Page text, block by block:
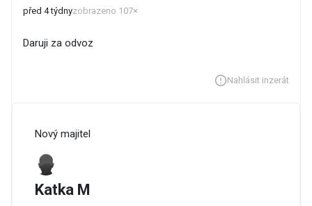
před 4 týdnyzobrazeno 107×
Daruji za odvoz
Nahlásit inzerát
Nový majitel
Katka M